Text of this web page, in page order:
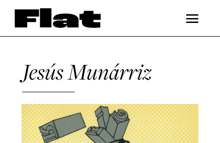
Jesús Munárriz